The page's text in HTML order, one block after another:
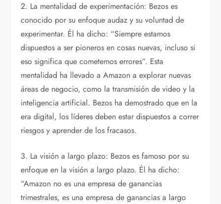
2. La mentalidad de experimentación: Bezos es
conocido por su enfoque audaz y su voluntad de
experimentar. Él ha dicho: “Siempre estamos
dispuestos a ser pioneros en cosas nuevas, incluso si
eso significa que cometemos errores”. Esta
mentalidad ha llevado a Amazon a explorar nuevas
áreas de negocio, como la transmisión de video y la
inteligencia artificial. Bezos ha demostrado que en la
era digital, los líderes deben estar dispuestos a correr
riesgos y aprender de los fracasos.
3. La visión a largo plazo: Bezos es famoso por su
enfoque en la visión a largo plazo. Él ha dicho:
“Amazon no es una empresa de ganancias
trimestrales, es una empresa de ganancias a largo